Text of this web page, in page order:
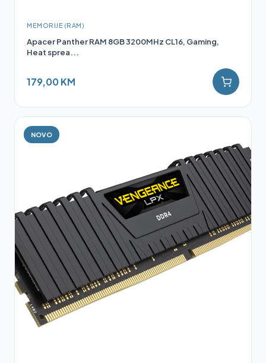
MEMORIJE (RAM)
Apacer Panther RAM 8GB 3200MHz CL16, Gaming,
Heat sprea...
179,00 KM
NOVO